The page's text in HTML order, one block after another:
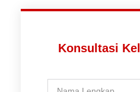
Konsultasi